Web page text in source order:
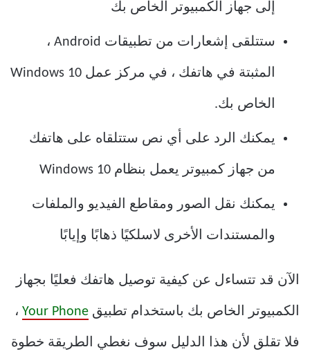
إلى جهاز الكمبيوتر الخاص بك
ستتلقى إشعارات من تطبيقات Android ،
المثبتة في هاتفك ، في مركز عمل Windows 10
الخاص بك.
يمكنك الرد على أي نص ستتلقاه على هاتفك
من جهاز كمبيوتر يعمل بنظام Windows 10
يمكنك نقل الصور ومقاطع الفيديو والملفات
والمستندات الأخرى لاسلكيًا ذهابًا وإيابًا
الآن قد تتساءل عن كيفية توصيل هاتفك فعليًا بجهاز
الكمبيوتر الخاص بك باستخدام تطبيق Your Phone ،
فلا تقلق لأن هذا الدليل سوف نغطي الطريقة خطوة